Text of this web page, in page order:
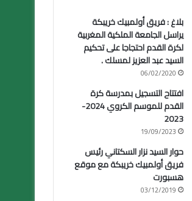
بلاغ : فريق أولمبيك خريبكة
يراسل الجامعة الملكية المغربية
لكرة القدم احتجاجا على تحكيم
السيد عبد العزيز لمسلك .
06/02/2020
افتتاح التسجيل بمدرسة كرة
القدم للموسم الكروي 2024-
2023
19/09/2023
حوار السيد نزار السكتاني رئيس
فريق أولمبيك خريبكة مع موقع
هسبورت
03/12/2019